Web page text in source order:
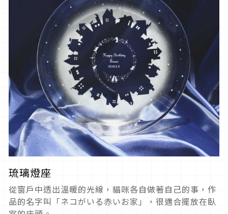
琉璃燈座
從窗戶中透出溫暖的光線，貓咪各自做著自己的事，作
品的名字叫「ネコがいる赤いお家」，很適合擺放在臥